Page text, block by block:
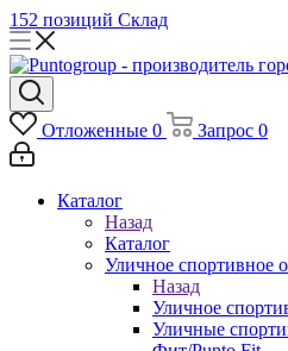
152 позиций Склад
Отложенные 0 Запрос 0
Каталог
Назад
Каталог
Уличное спортивное
Назад
Уличное
Уличные